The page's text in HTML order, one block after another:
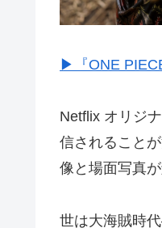
▶︎『ONE
Netflix オリジ
信されること
像と場面写真が
世は大海賊時